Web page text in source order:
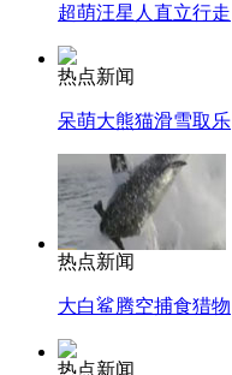
超萌汪星人直立行走
热点新闻
呆萌大熊猫滑雪取乐
热点新闻
大白鲨腾空捕食猎物
热点新闻